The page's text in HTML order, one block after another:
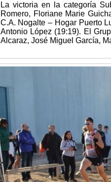
La victoria en la categoría
Romero, Floriane Marie
C.A. Nogalte – Hogar Puerto
Antonio López (19:19). El
Alcaraz, José Miguel García,